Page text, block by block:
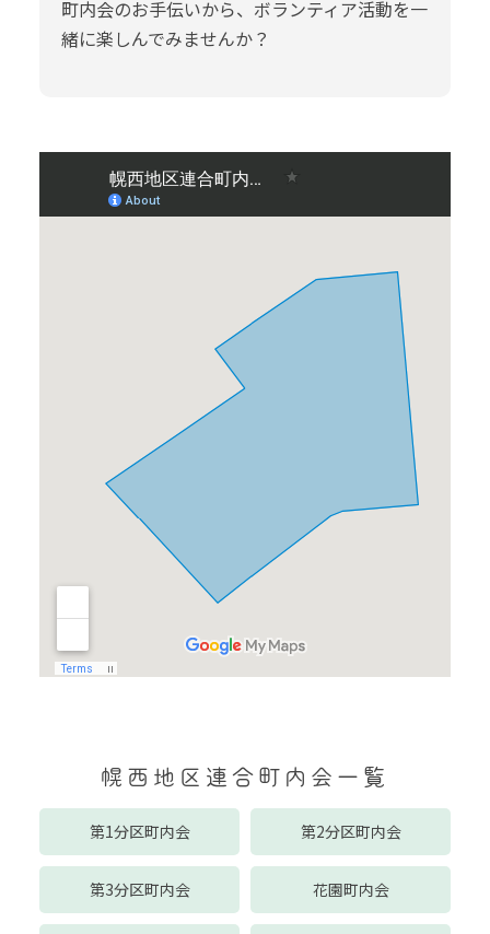
町内会のお手伝いから、ボランティア活動を一
緒に楽しんでみませんか？
幌西地区連合町内会一覧
第1分区町内会 第2分区町内会
第3分区町内会 花園町内会